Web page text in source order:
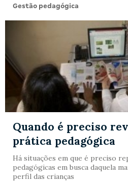
Gestão pedagógica
Quando é preciso
prática pedagógica
Há situações em que é preciso
pedagógicas em busca daquela
perfil das crianças